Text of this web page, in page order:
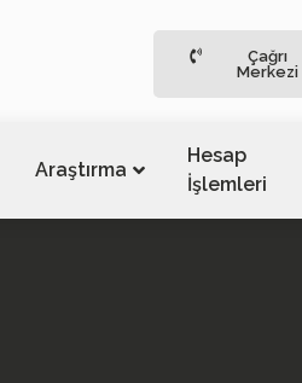
Çağrı
Merkezi
Araştırma
Hesap
İşlemleri